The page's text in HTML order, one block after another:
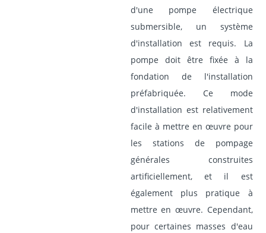
d'une pompe électrique
submersible, un système
d'installation est requis. La
pompe doit être fixée à la
fondation de l'installation
préfabriquée. Ce mode
d'installation est relativement
facile à mettre en œuvre pour
les stations de pompage
générales construites
artificiellement, et il est
également plus pratique à
mettre en œuvre. Cependant,
pour certaines masses d'eau